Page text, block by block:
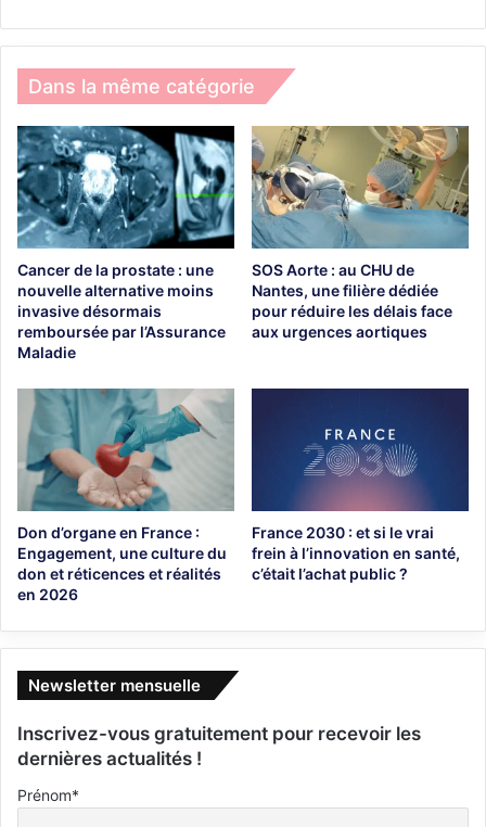
Dans la même catégorie
Cancer de la prostate : une
nouvelle alternative moins
invasive désormais
remboursée par l’Assurance
Maladie
SOS Aorte : au CHU de
Nantes, une filière dédiée
pour réduire les délais face
aux urgences aortiques
Don d’organe en France :
Engagement, une culture du
don et réticences et réalités
en 2026
France 2030 : et si le vrai
frein à l’innovation en santé,
c’était l’achat public ?
Newsletter mensuelle
Inscrivez-vous gratuitement pour recevoir les
dernières actualités !
Prénom*